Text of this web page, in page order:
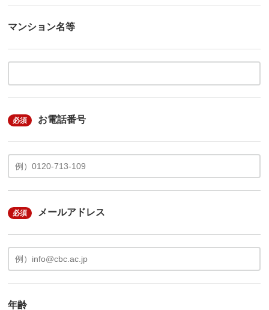
マンション名等
必須 お電話番号
必須 メールアドレス
年齢